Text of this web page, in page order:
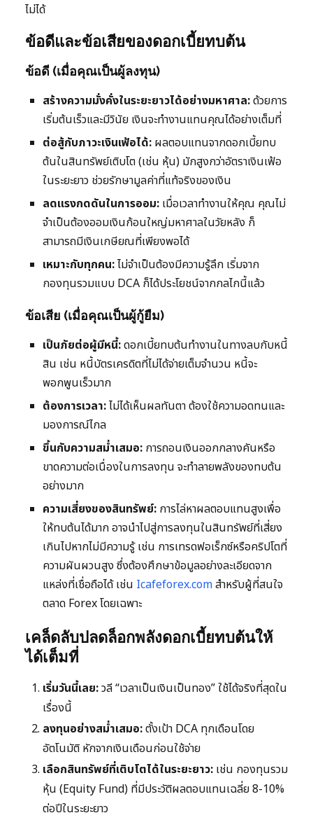
ไม่ได้
ข้อดีและข้อเสียของดอกเบี้ยทบต้น
ข้อดี (เมื่อคุณเป็นผู้ลงทุน)
สร้างความมั่งคั่งในระยะยาวได้อย่างมหาศาล:ด้วยการ
เริ่มต้นเร็วและมีวินัย เงินจะทำงานแทนคุณได้อย่างเต็มที่
ต่อสู้กับภาวะเงินเฟ้อได้: ผลตอบแทนจากดอกเบี้ยทบ
ต้นในสินทรัพย์เติบโต (เช่น หุ้น) มักสูงกว่าอัตราเงินเฟ้อ
ในระยะยาว ช่วยรักษามูลค่าที่แท้จริงของเงิน
ลดแรงกดดันในการออม: เมื่อเวลาทำงานให้คุณ คุณไม่
จำเป็นต้องออมเงินก้อนใหญ่มหาศาลในวัยหลัง ก็
สามารถมีเงินเกษียณที่เพียงพอได้
เหมาะกับทุกคน:ไม่จำเป็นต้องมีความรู้ลึก เริ่มจาก
กองทุนรวมแบบ DCA ก็ได้ประโยชน์จากกลไกนี้แล้ว
ข้อเสีย (เมื่อคุณเป็นผู้กู้ยืม)
เป็นภัยต่อผู้มีหนี้:ดอกเบี้ยทบต้นทำงานในทางลบกับหนี้
สิน เช่น หนี้บัตรเครดิตที่ไม่ได้จ่ายเต็มจำนวน หนี้จะ
พอกพูนเร็วมาก
ต้องการเวลา:ไม่ได้เห็นผลทันตา ต้องใช้ความอดทนและ
มองการณ์ไกล
ขึ้นกับความสม่ำเสมอ: การถอนเงินออกกลางคันหรือ
ขาดความต่อเนื่องในการลงทุน จะทำลายพลังของทบต้น
อย่างมาก
ความเสี่ยงของสินทรัพย์: การไล่หาผลตอบแทนสูงเพื่อ
ให้ทบต้นได้มาก อาจนำไปสู่การลงทุนในสินทรัพย์ที่เสี่ยง
เกินไปหากไม่มีความรู้ เช่น การเทรดฟอเร็กซ์หรือคริปโตที่
ความผันผวนสูง ซึ่งต้องศึกษาข้อมูลอย่างละเอียดจาก
แหล่งที่เชื่อถือได้ เช่น Icafeforex.comสำหรับผู้ที่สนใจ
ตลาด Forex โดยเฉพาะ
เคล็ดลับปลดล็อกพลังดอกเบี้ยทบต้นให้
ได้เต็มที่
เริ่มวันนี้เลย:วลี “เวลาเป็นเงินเป็นทอง” ใช้ได้จริงที่สุดใน
เรื่องนี้
ลงทุนอย่างสม่ำเสมอ:ตั้งเป้า DCA ทุกเดือนโดย
อัตโนมัติ หักจากเงินเดือนก่อนใช้จ่าย
เลือกสินทรัพย์ที่เติบโตได้ในระยะยาว: เช่น กองทุนรวม
หุ้น (Equity Fund) ที่มีประวัติผลตอบแทนเฉลี่ย 8-10%
ต่อปีในระยะยาว